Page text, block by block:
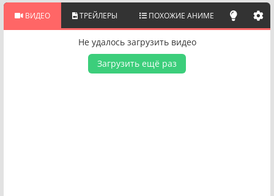
ВИДЕО ТРЕЙЛЕРЫ ПОХОЖИЕ АНИМЕ
Не удалось загрузить видео
Загрузить ещё раз